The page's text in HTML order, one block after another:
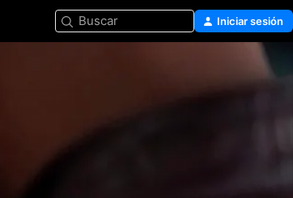
Buscar Iniciar sesión